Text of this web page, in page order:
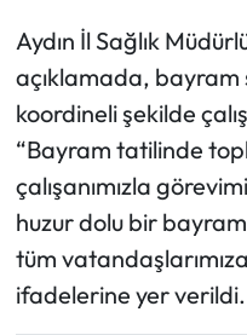
Aydın İl Sağlık
açıklamada, bayram
koordineli şekilde
“Bayram tatilinde
çalışanımızla
huzur dolu bir
tüm
ifadelerine yer verildi.